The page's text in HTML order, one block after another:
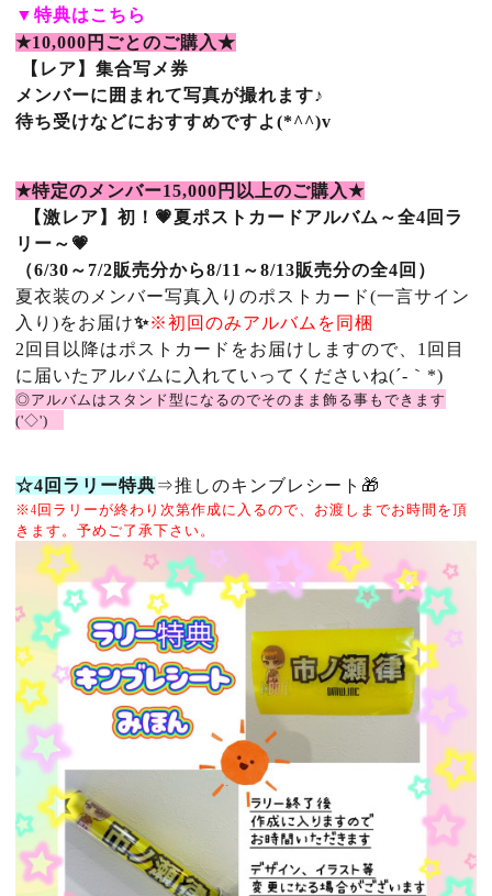
▼特典はこちら
★10,000 円ごとのご購入★
【レア】集合写メ券
メンバーに囲まれて写真が撮れます♪
待ち受けなどにおすすめですよ(*^^)v
★特定のメンバー15,000 円以上のご購入★
【激レア】初！ 💗夏ポストカードアルバム～全4回ラ
リー～💗
（6/30～7/2販売分から8/11～8/13販売分の全4回）
夏衣装のメンバー写真入りのポストカード(一言サイン
入り)をお届け✨※初回のみアルバムを同梱
2回目以降はポストカードをお届けしますので、1回目
に届いたアルバムに入れていってくださいね(´-｀*)
◎アルバムはスタンド型になるのでそのまま飾る事もできます
('◇')ゞ
☆4回ラリー特典⇒推しのキンブレシート🎁
※4回ラリーが終わり次第作成に入るので、お渡しまでお時間を頂
きます。予めご了承下さい。